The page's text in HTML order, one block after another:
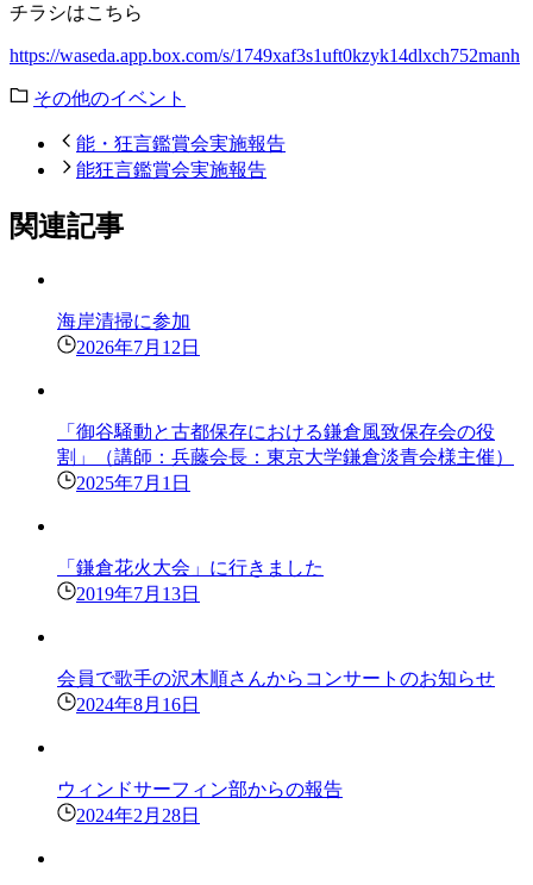
チラシはこちら
https://waseda.app.box.com/s/1749xaf3s1uft0kzyk14dlxch752manh
その他のイベント
能・狂言鑑賞会実施報告
能狂言鑑賞会実施報告
関連記事
海岸清掃に参加
2026年7月12日
「御谷騒動と古都保存における鎌倉風致保存会の役
割」（講師：兵藤会長：東京大学鎌倉淡青会様主催）
2025年7月1日
「鎌倉花火大会」に行きました
2019年7月13日
会員で歌手の沢木順さんからコンサートのお知らせ
2024年8月16日
ウィンドサーフィン部からの報告
2024年2月28日